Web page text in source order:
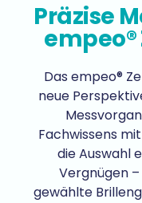
Präzise
Das empeo®
neue
Fachwissens
die Auswahl
Vergnügen
gewählte